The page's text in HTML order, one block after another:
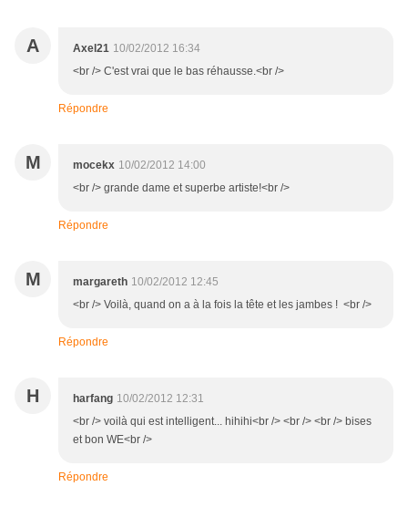
A Axel21 10/02/2012 16:34
<br /> C'est vrai que le bas réhausse.<br />
Répondre
M mocekx 10/02/2012 14:00
<br /> grande dame et superbe artiste!<br />
Répondre
M margareth 10/02/2012 12:45
<br /> Voilà, quand on a à la fois la tête et les jambes ! <br />
Répondre
H harfang 10/02/2012 12:31
<br /> voilà qui est intelligent... hihihi<br /> <br /> <br /> bises
et bon WE<br />
Répondre